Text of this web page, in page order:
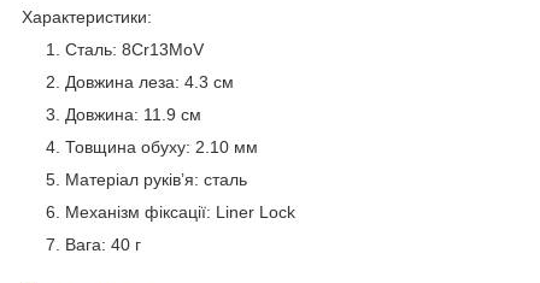
Характеристики:
Сталь: 8Cr13MoV
Довжина леза: 4.3 см
Довжина: 11.9 см
Товщина обуху: 2.10 мм
Матеріал руків’я: сталь
Механізм фіксації: Liner Lock
Вага: 40 г